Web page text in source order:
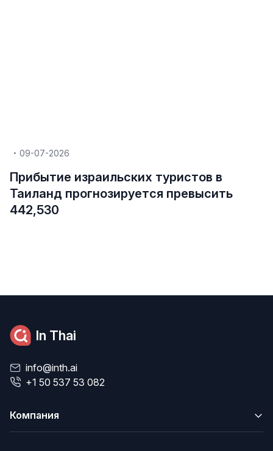
09-07-2026
Прибытие израильских туристов в
Таиланд прогнозируется превысить
442,530
In Thai
info@inth.ai
+1 50 537 53 082
Компания